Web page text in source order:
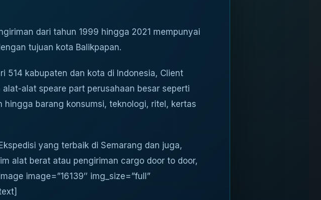
dari tahun 1999 hingga 2021 mempunyai
tujuan kota Balikpapan.
514 kabupaten dan kota di Indonesia, Client
alat speare part perusahaan besar seperti
hingga barang konsumsi, teknologi, ritel, kertas
yang terbaik di Semarang dan juga,
alat berat atau pengiriman cargo door to door,
image=”16139″ img_size=”full”